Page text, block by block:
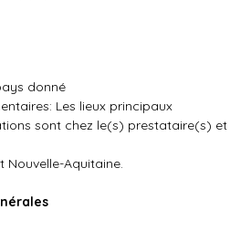
donné
Les lieux principaux
sont chez le(s) prestataire(s) et
Nouvelle-Aquitaine.